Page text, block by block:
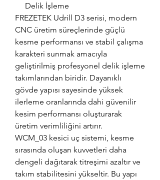
Delik İşleme
FREZETEK Udrill D3 serisi, modern
CNC üretim süreçlerinde güçlü
kesme performansı ve stabil çalışma
karakteri sunmak amacıyla
geliştirilmiş profesyonel delik işleme
takımlarından biridir. Dayanıklı
gövde yapısı sayesinde yüksek
ilerleme oranlarında dahi güvenilir
kesim performansı oluşturarak
üretim verimliliğini artırır.
WCM_03 kesici uç sistemi, kesme
sırasında oluşan kuvvetleri daha
dengeli dağıtarak titreşimi azaltır ve
takım stabilitesini yükseltir. Bu yapı